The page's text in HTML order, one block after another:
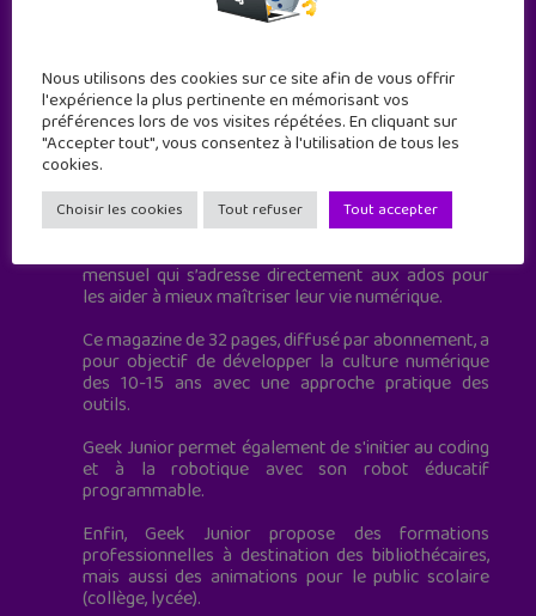
Geek Junior est le premier site de culture numérique
à destination des adolescents.
mensuel qui s’adresse directement aux ados pour
les aider à mieux maîtriser leur vie numérique.
Ce magazine de 32 pages, diffusé par abonnement, a
pour objectif de développer la culture numérique
des 10-15 ans avec une approche pratique des
outils.
Geek Junior permet également de s'initier au coding
et à la robotique avec son robot éducatif
programmable.
Enfin, Geek Junior propose des formations
professionnelles à destination des bibliothécaires,
mais aussi des animations pour le public scolaire
(collège, lycée).
Nous utilisons des cookies sur ce site afin de vous offrir
l'expérience la plus pertinente en mémorisant vos
préférences lors de vos visites répétées. En cliquant sur
"Accepter tout", vous consentez à l'utilisation de tous les
cookies.
Choisir les cookies Tout refuser Tout accepter